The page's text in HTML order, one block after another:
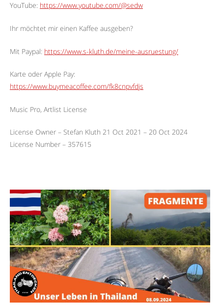
YouTube: https://www.youtube.com/@sedw
Ihr möchtet mir einen Kaffee ausgeben?
Mit Paypal: https://www.s-kluth.de/meine-ausruestung/
Karte oder Apple Pay:
https://www.buymeacoffee.com/fk8cnpvfdjs
Music Pro, Artlist License
License Owner – Stefan Kluth 21 Oct 2021 – 20 Oct 2024
License Number – 357615